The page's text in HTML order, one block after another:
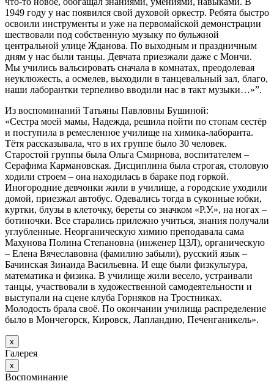
1949 году у нас появился свой духовой оркестр. Ребята быстро
освоили инструменты и уже на первомайской демонстрации
шествовали под собственную музыку по бульжной
центральной улице Жданова. По выходным и праздничным
дням у нас были танцы. Девчата приезжали даже с Мончи.
Мы учились вальсировать сначала в комнатах, преодолевая
неуклюжесть, а осмелев, выходили в танцевальный зал, благо,
наши лаборантки терпеливо вводили нас в такт музыки…»”.
Из воспоминаний Татьяны Павловны Бушиной:
«Сестра моей мамы, Надежда, решила пойти по стопам сестёр
и поступила в ремесленное училище на химика-лаборанта.
Тётя рассказывала, что в их группе было 30 человек.
Старостой группы была Ольга Смирнова, воспитателем –
Серафима Кармановская. Дисциплина была строгая, столовую
ходили строем – она находилась в бараке под горкой.
Иногородние девчонки жили в училище, а городские уходили
домой, приезжал автобус. Одевались тогда в суконные юбки,
куртки, блузы в клеточку, береты со значком «Р.У.», на ногах –
ботиночки. Все старались прилежно учиться, знания получали
углубленные. Неорганическую химию преподавала сама
Махунова Полина Степановна (инженер ЦЗЛ), органическую
– Елена Вячеславовна (фамилию забыли), русский язык –
Бачинская Зинаида Васильевна. И еще были физкультура,
математика и физика. В училище жили весело, устраивали
танцы, участвовали в художественной самодеятельности и
выступали на сцене клуба Горняков на Тростниках.
Молодость брала своё. По окончании училища распределение
было в Мончегорск, Кировск, Лапландию, Печенганикель».
х
Галерея
х
Воспоминание